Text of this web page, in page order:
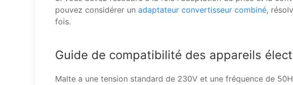
pouvez considérer un adaptateur convertisseur combiné,
fois.
Guide de compatibilité des appareils
Malte a une tension standard de 230V et une fréquence de